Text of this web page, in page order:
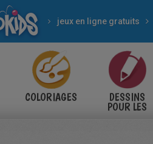
jeux en ligne gratuits
COLORIAGES DESSINS
POUR LES